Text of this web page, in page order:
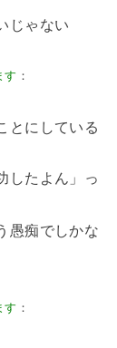
じゃない
す ：
とにしている
したよん」っ
愚痴でしかな
す ：